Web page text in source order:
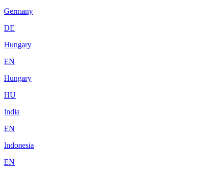
Germany
DE
Hungary
EN
Hungary
HU
India
EN
Indonesia
EN